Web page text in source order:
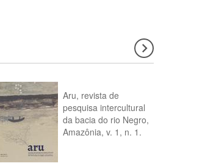
Aru, revista de
pesquisa intercultural
da bacia do rio Negro,
Amazônia, v. 1, n. 1.